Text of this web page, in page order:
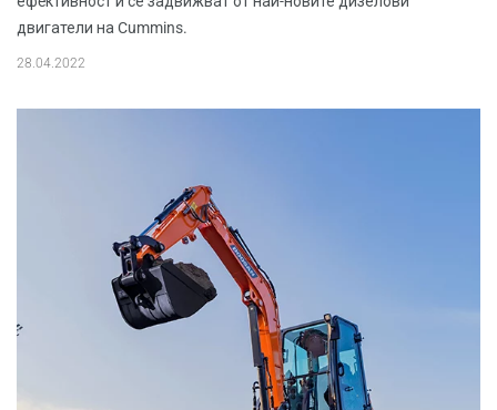
двигатели на Cummins.
28.04.2022